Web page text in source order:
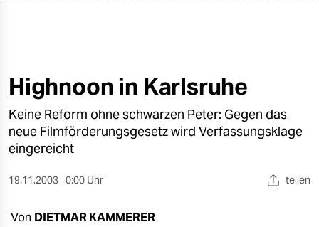
öko
gesellschaft
kultur
sport
Highnoon in Karlsruhe
Keine Reform ohne schwarzen Peter: Gegen das
neue Filmförderungsgesetz wird Verfassungsklage
eingereicht
19.11.2003 0:00 Uhr teilen
Von DIETMAR KAMMERER